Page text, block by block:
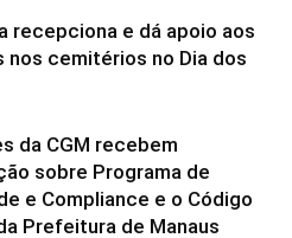
recepciona e dá apoio aos
nos cemitérios no Dia dos
da CGM recebem
sobre Programa de
e Compliance e o Código
Prefeitura de Manaus